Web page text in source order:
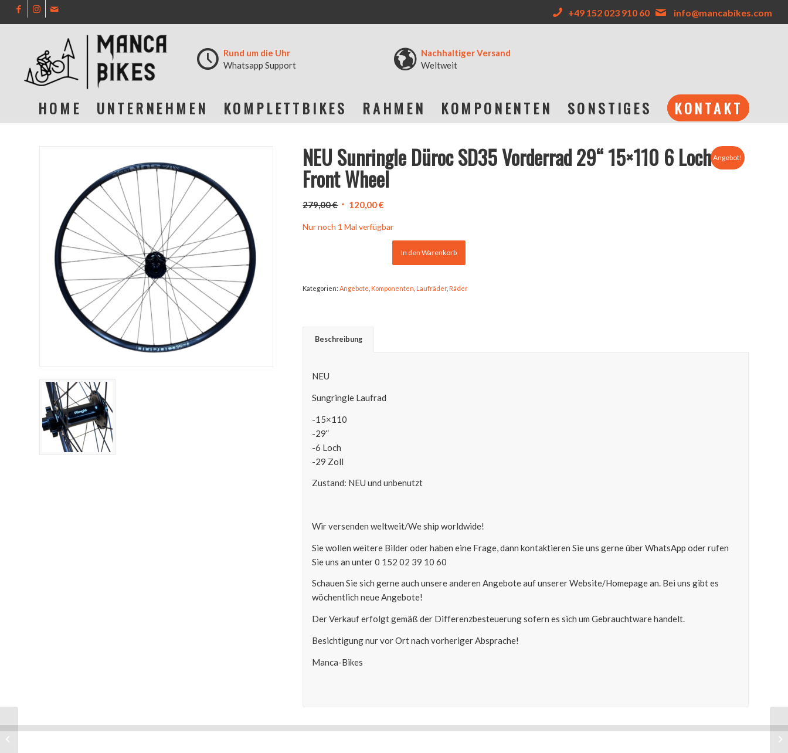
+49 152 023 910 60 info@mancabikes.com
Rund um die Uhr
Whatsapp Support
Nachhaltiger Versand
Weltweit
HOME UNTERNEHMEN KOMPLETTBIKES RAHMEN KOMPONENTEN SONSTIGES KONTAKT
Angebot!
NEU Sunringle Düroc SD35 Vorderrad 29“ 15×110 6 Loch
Front Wheel
279,00€ Ursprünglicher
war:
120,00€
ist:
Nur noch 1 Mal verfügbar
In den Warenkorb
Kategorien:Angebote Komponenten Laufräder, Räder
Beschreibung
NEU
Sungringle Laufrad
-15×110
-29‘‘
-6 Loch
-29 Zoll
Zustand: NEU und unbenutzt
Wir versenden weltweit/We ship worldwide!
Sie wollen weitere Bilder oder haben eine Frage, dann kontaktieren Sie uns gerne über WhatsApp oder rufen
Sie uns an unter 0 152 02 39 10 60
Schauen Sie sich gerne auch unsere anderen Angebote auf unserer Website/Homepage an. Bei uns gibt es
wöchentlich neue Angebote!
Der Verkauf erfolgt gemäß der Differenzbesteuerung sofern es sich um Gebrauchtware handelt.
Besichtigung nur vor Ort nach vorheriger Absprache!
Manca-Bikes
Laufradsatz 27,5